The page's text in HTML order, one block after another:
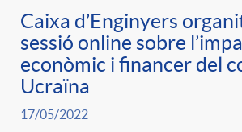
Caixa d’Enginyers
sessió online sobre
econòmic i financer del
Ucraïna
17/05/2022